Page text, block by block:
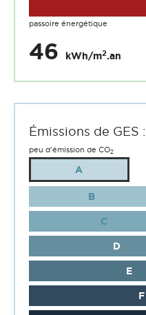
passoire énergétique
46 kWh/m2.an
Émissions de GES :
peu d'émission de CO2
A
B
C
D
E
F